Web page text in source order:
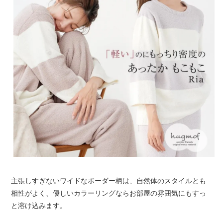
主張しすぎないワイドなボーダー柄は、自然体のスタイルとも
相性がよく、優しいカラーリングならお部屋の雰囲気にもすっ
と溶け込みます。